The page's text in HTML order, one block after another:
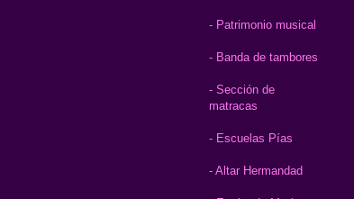
- Patrimonio musical
- Banda de tambores
- Sección de
matracas
- Escuelas Pías
- Altar Hermandad